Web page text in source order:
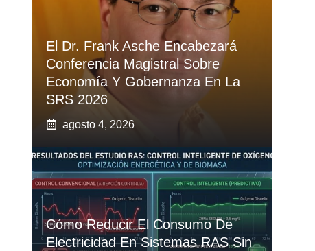
El Dr. Frank Asche Encabezará
Conferencia Magistral Sobre
Economía Y Gobernanza En La
SRS 2026
agosto 4, 2026
Cómo Reducir El Consumo De
Electricidad En Sistemas RAS Sin